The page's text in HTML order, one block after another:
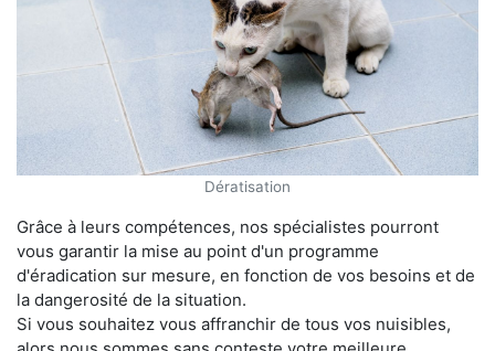
Dératisation
Grâce à leurs compétences, nos spécialistes pourront
vous garantir la mise au point d'un programme
d'éradication sur mesure, en fonction de vos besoins et de
la dangerosité de la situation.
Si vous souhaitez vous affranchir de tous vos nuisibles,